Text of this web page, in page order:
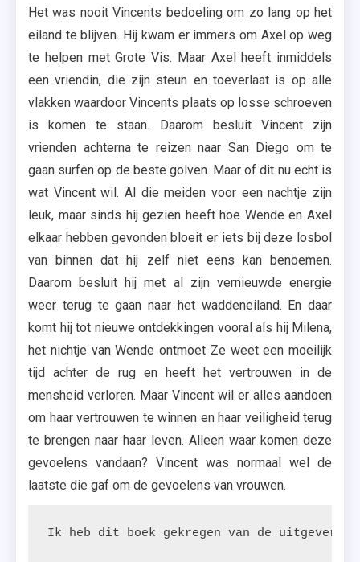
Het was nooit Vincents bedoeling om zo lang op het
eiland te blijven. Hij kwam er immers om Axel op weg
te helpen met Grote Vis. Maar Axel heeft inmiddels
een vriendin, die zijn steun en toeverlaat is op alle
vlakken waardoor Vincents plaats op losse schroeven
is komen te staan. Daarom besluit Vincent zijn
vrienden achterna te reizen naar San Diego om te
gaan surfen op de beste golven. Maar of dit nu echt is
wat Vincent wil. Al die meiden voor een nachtje zijn
leuk, maar sinds hij gezien heeft hoe Wende en Axel
elkaar hebben gevonden bloeit er iets bij deze losbol
van binnen dat hij zelf niet eens kan benoemen.
Daarom besluit hij met al zijn vernieuwde energie
weer terug te gaan naar het waddeneiland. En daar
komt hij tot nieuwe ontdekkingen vooral als hij Milena,
het nichtje van Wende ontmoet Ze weet een moeilijk
tijd achter de rug en heeft het vertrouwen in de
mensheid verloren. Maar Vincent wil er alles aandoen
om haar vertrouwen te winnen en haar veiligheid terug
te brengen naar haar leven. Alleen waar komen deze
gevoelens vandaan? Vincent was normaal wel de
laatste die gaf om de gevoelens van vrouwen.
Ik heb dit boek gekregen van de